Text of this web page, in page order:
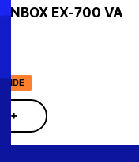
ONDULEUR APC